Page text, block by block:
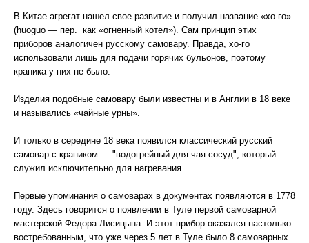
В Китае агрегат нашел свое развитие и получил название «хо-го»
(huoguo — пер. как «огненный котел»). Сам принцип этих
приборов аналогичен русскому самовару. Правда, хо-го
использовали лишь для подачи горячих бульонов, поэтому
краника у них не было.
Изделия подобные самовару были известны и в Англии в 18 веке
и назывались «чайные урны».
И только в середине 18 века появился классический русский
самовар с краником — "водогрейный для чая сосуд", который
служил исключительно для нагревания.
Первые упоминания о самоварах в документах появляются в 1778
году. Здесь говорится о появлении в Туле первой самоварной
мастерской Федора Лисицына. И этот прибор оказался настолько
востребованным, что уже через 5 лет в Туле было 8 самоварных